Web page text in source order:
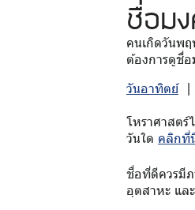
ชื่อม
คนเกิดวันพ
ต้องการดูชื่
วันอาทิตย์|
โหราศาสตร์
วันใด คลิกที่
ชื่อที่ดีควรมี
อุตสาหะ แล